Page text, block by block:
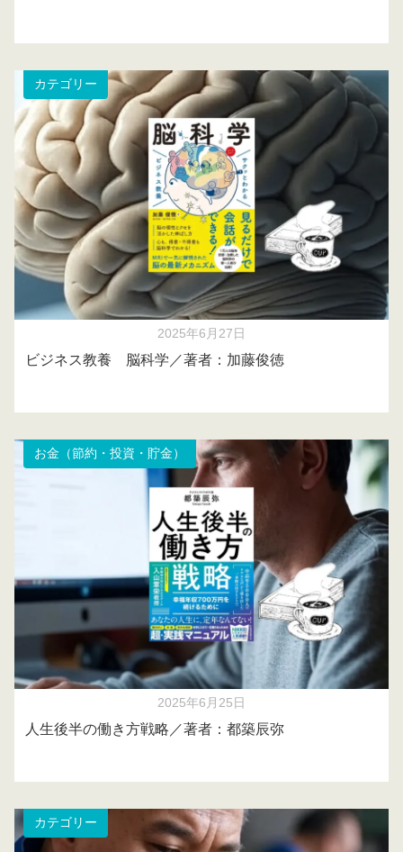
カテゴリー
2025年6月27日
ビジネス教養 脳科学／著者：加藤俊徳
お金（節約・投資・貯金）
2025年6月25日
人生後半の働き方戦略／著者：都築辰弥
カテゴリー